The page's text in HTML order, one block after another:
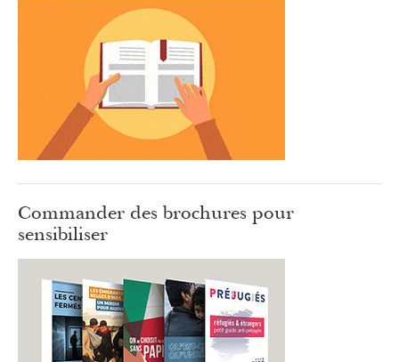
Commander des brochures pour
sensibiliser